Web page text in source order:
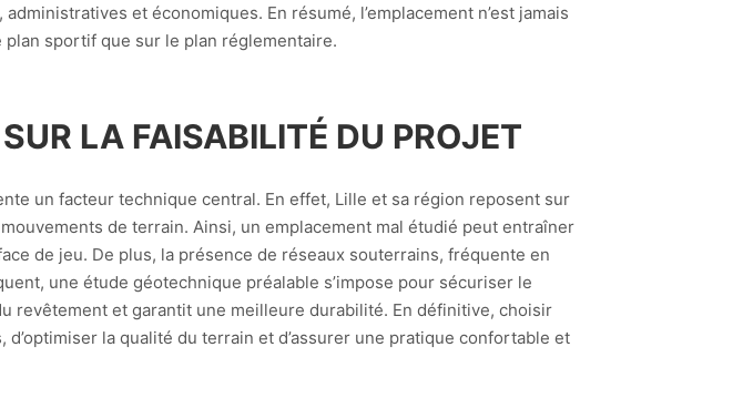
et économiques. En résumé, l’emplacement n’est jamais
sportif que sur le plan réglementaire.
LA FAISABILITÉ DU PROJET
un facteur technique central. En effet, Lille et sa région reposent sur
de terrain. Ainsi, un emplacement mal étudié peut entraîner
de jeu. De plus, la présence de réseaux souterrains, fréquente en
une étude géotechnique préalable s’impose pour sécuriser le
revêtement et garantit une meilleure durabilité. En définitive, choisir
la qualité du terrain et d’assurer une pratique confortable et